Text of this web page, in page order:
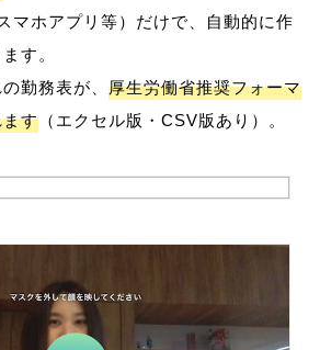
マホアプリ等）だけで、自動的に作
す。
勤務表が、 厚生労働省推奨フォーマ
す （エクセル版・CSV版あり）。